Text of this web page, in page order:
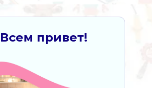
Всем привет!